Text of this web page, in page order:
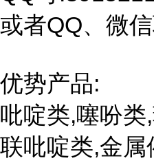
或者QQ、微
优势产品:
吡啶类,噻吩
联吡啶类,金